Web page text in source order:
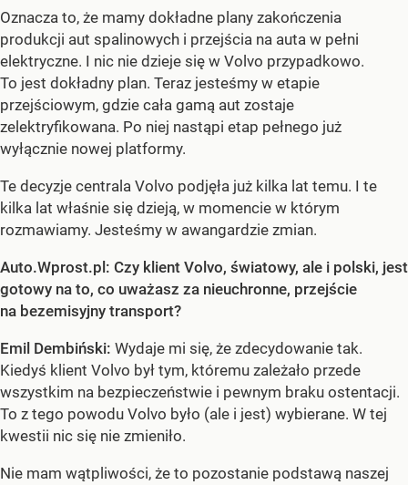
Oznacza to, że mamy dokładne plany zakończenia
produkcji aut spalinowych i przejścia na auta w pełni
elektryczne. I nic nie dzieje się w Volvo przypadkowo.
To jest dokładny plan. Teraz jesteśmy w etapie
przejściowym, gdzie cała gamą aut zostaje
zelektryfikowana. Po niej nastąpi etap pełnego już
wyłącznie nowej platformy.
Te decyzje centrala Volvo podjęła już kilka lat temu. I te
kilka lat właśnie się dzieją, w momencie w którym
rozmawiamy. Jesteśmy w awangardzie zmian.
Auto.Wprost.pl: Czy klient Volvo, światowy, ale i polski, jest
gotowy na to, co uważasz za nieuchronne, przejście
na bezemisyjny transport?
Emil Dembiński: Wydaje mi się, że zdecydowanie tak.
Kiedyś klient Volvo był tym, któremu zależało przede
wszystkim na bezpieczeństwie i pewnym braku ostentacji.
To z tego powodu Volvo było (ale i jest) wybierane. W tej
kwestii nic się nie zmieniło.
Nie mam wątpliwości, że to pozostanie podstawą naszej